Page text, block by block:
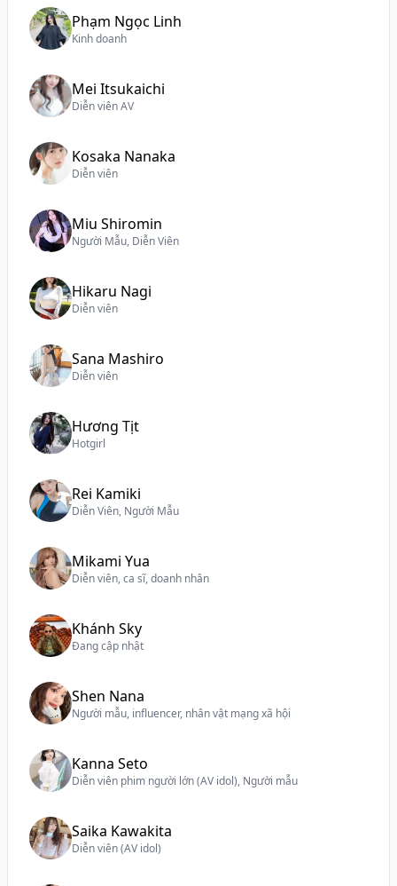
Phạm Ngọc Linh
Kinh doanh
Mei Itsukaichi
Diễn viên AV
Kosaka Nanaka
Diễn viên
Miu Shiromin
Người Mẫu, Diễn Viên
Hikaru Nagi
Diễn viên
Sana Mashiro
Diễn viên
Hương Tịt
Hotgirl
Rei Kamiki
Diễn Viên, Người Mẫu
Mikami Yua
Diễn viên, ca sĩ, doanh nhân
Khánh Sky
Đang cập nhật
Shen Nana
Người mẫu, influencer, nhân vật mạng xã hội
Kanna Seto
Diễn viên phim người lớn (AV idol), Người mẫu
Saika Kawakita
Diễn viên (AV idol)